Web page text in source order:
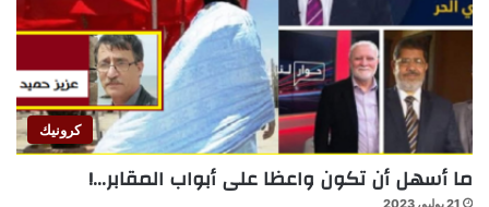
كرونيك
ما أسهل أن تكون واعظا على أبواب المقابر…!